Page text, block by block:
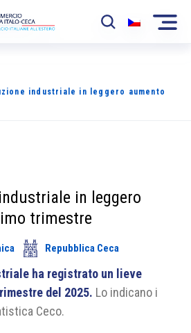
industriale in leggero aumento
in leggero
trimestre
Repubblica Ceca
ha registrato un lieve
del 2025. Lo indicano i
Ceco.